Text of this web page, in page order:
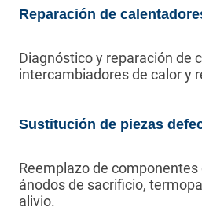
Reparación de
Diagnóstico y reparación de
intercambiadores de calor y
Sustitución de piezas
Reemplazo de
ánodos de sacrificio,
alivio.